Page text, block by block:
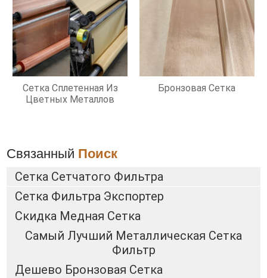
Сетка Сплетенная Из
Цветных Металлов
Бронзовая Сетка
Связанный Поиск
Сетка Сетчатого Фильтра
Сетка Фильтра Экспортер
Скидка Медная Сетка
Самый Лучший Металлическая Сетка
Фильтр
Дешево Бронзовая Сетка